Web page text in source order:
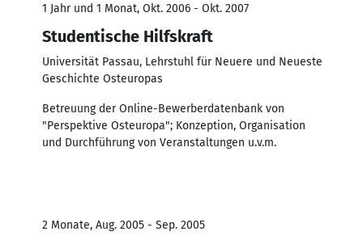
1 Jahr und 1 Monat, Okt. 2006 - Okt. 2007
Studentische Hilfskraft
Universität Passau, Lehrstuhl für Neuere und Neueste
Geschichte Osteuropas
Betreuung der Online-Bewerberdatenbank von
"Perspektive Osteuropa"; Konzeption, Organisation
und Durchführung von Veranstaltungen u.v.m.
2 Monate, Aug. 2005 - Sep. 2005